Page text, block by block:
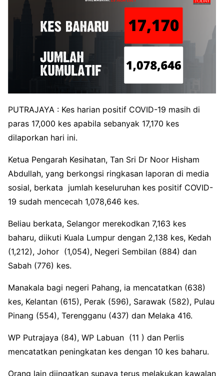
PUTRAJAYA : Kes harian positif COVID-19 masih di
paras 17,000 kes apabila sebanyak 17,170 kes
dilaporkan hari ini.
Ketua Pengarah Kesihatan, Tan Sri Dr Noor Hisham
Abdullah, yang berkongsi ringkasan laporan di media
sosial, berkata jumlah keseluruhan kes positif COVID-
19 sudah mencecah 1,078,646 kes.
Beliau berkata, Selangor merekodkan 7,163 kes
baharu, diikuti Kuala Lumpur dengan 2,138 kes, Kedah
(1,212), Johor (1,054), Negeri Sembilan (884) dan
Sabah (776) kes.
Manakala bagi negeri Pahang, ia mencatatkan (638)
kes, Kelantan (615), Perak (596), Sarawak (582), Pulau
Pinang (554), Terengganu (437) dan Melaka 416.
WP Putrajaya (84), WP Labuan (11 ) dan Perlis
mencatatkan peningkatan kes dengan 10 kes baharu.
Orang lain diingatkan supaya terus melakukan kawalan